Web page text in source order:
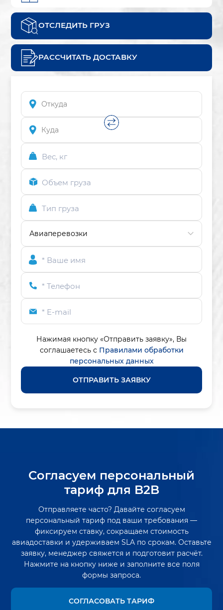
ОТСЛЕДИТЬ ГРУЗ
РАССЧИТАТЬ ДОСТАВКУ
Вес, кг
Объем груза
Тип груза
* Ваше имя
* Телефон
* E-mail
Нажимая кнопку «Отправить заявку», Вы
соглашаетесь с Правилами обработки
персональных данных
ОТПРАВИТЬ ЗАЯВКУ
Согласуем персональный
тариф для B2B
Отправляете часто? Давайте согласуем
персональный тариф под ваши требования —
фиксируем ставку, сокращаем стоимость
авиадоставки и удерживаем SLA по срокам. Оставьте
заявку, менеджер свяжется и подготовит расчёт.
Нажмите на кнопку ниже и заполните все поля
формы запроса.
СОГЛАСОВАТЬ ТАРИФ